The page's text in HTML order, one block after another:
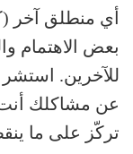
أي منطلق آخر
بعض الاهتمام
للآخرين.
عن مشاكلك
تركّز على ما